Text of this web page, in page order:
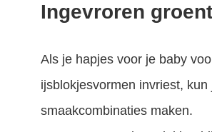
Ingevroren
Als je hapjes voor je baby
ijsblokjesvormen invriest,
smaakcombinaties maken.